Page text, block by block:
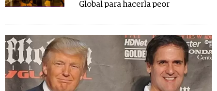
Global para hacerla peor